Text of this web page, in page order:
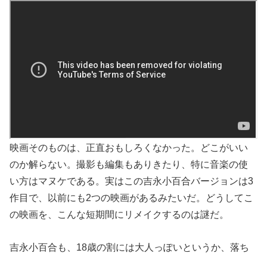
映画そのものは、正直おもしろくなかった。どこがいい
のか解らない。撮影も編集もありきたり、特に音楽の使
い方はマヌケである。実はこの吉永小百合バージョンは3
作目で、以前にも2つの映画があるみたいだ。どうしてこ
の映画を、こんな短期間にリメイクするのは謎だ。
吉永小百合も、18歳の割には大人っぽいというか、落ち